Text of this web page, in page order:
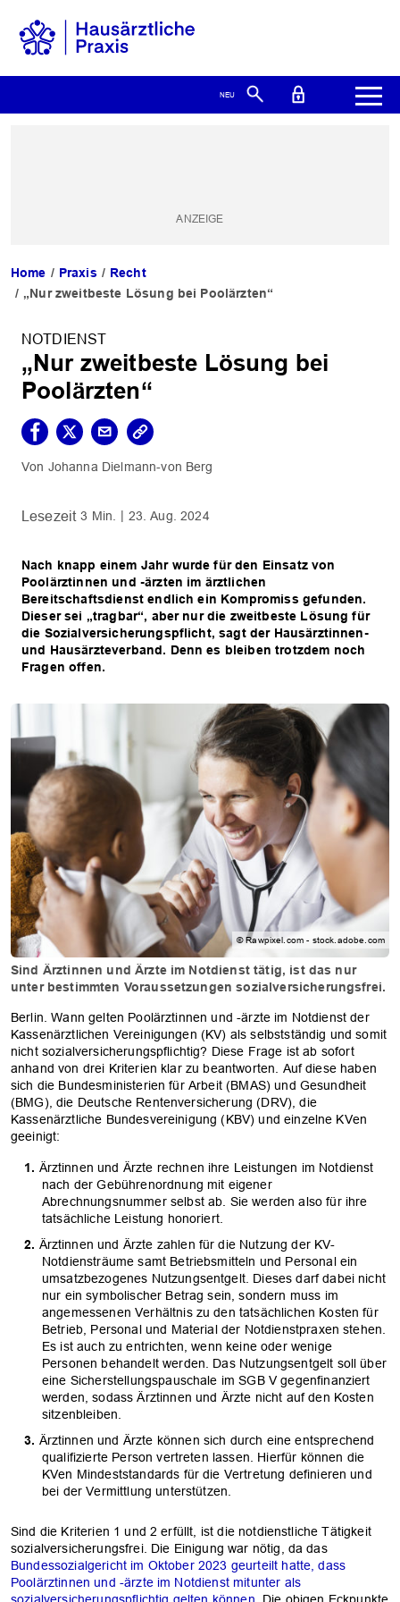
Home Praxis
Recht
„Nur zweitbeste Lösung bei Poolärzten“
NOTDIENST
„Nur zweitbeste Lösung bei
Poolärzten“
Johanna Dielmann-von Berg
3 Min. 23. Aug. 2024
Nach knapp einem Jahr wurde für den Einsatz von
Poolärztinnen und -ärzten im ärztlichen
Bereitschaftsdienst endlich ein Kompromiss gefunden.
Dieser sei „tragbar“, aber nur die zweitbeste Lösung für
die Sozialversicherungspflicht, sagt der Hausärztinnen-
und Hausärzteverband. Denn es bleiben trotzdem noch
Fragen offen.
© Rawpixel.com - stock.adobe.com
Sind Ärztinnen und Ärzte im Notdienst tätig, ist das nur
unter bestimmten Voraussetzungen sozialversicherungsfrei.
Berlin. Wann gelten Poolärztinnen und -ärzte im Notdienst der
Kassenärztlichen Vereinigungen (KV) als selbstständig und somit
nicht sozialversicherungspflichtig? Diese Frage ist ab sofort
anhand von drei Kriterien klar zu beantworten. Auf diese haben
sich die Bundesministerien für Arbeit (BMAS) und Gesundheit
(BMG), die Deutsche Rentenversicherung (DRV), die
Kassenärztliche Bundesvereinigung (KBV) und einzelne KVen
geeinigt:
Ärztinnen und Ärzte rechnen ihre Leistungen im Notdienst
nach der Gebührenordnung mit eigener
Abrechnungsnummer selbst ab. Sie werden also für ihre
tatsächliche Leistung honoriert.
Ärztinnen und Ärzte zahlen für die Nutzung der KV-
Notdiensträume samt Betriebsmitteln und Personal ein
umsatzbezogenes Nutzungsentgelt. Dieses darf dabei nicht
nur ein symbolischer Betrag sein, sondern muss im
angemessenen Verhältnis zu den tatsächlichen Kosten für
Betrieb, Personal und Material der Notdienstpraxen stehen.
Es ist auch zu entrichten, wenn keine oder wenige
Personen behandelt werden. Das Nutzungsentgelt soll über
eine Sicherstellungspauschale im SGB V gegenfinanziert
werden, sodass Ärztinnen und Ärzte nicht auf den Kosten
sitzenbleiben.
Ärztinnen und Ärzte können sich durch eine entsprechend
qualifizierte Person vertreten lassen. Hierfür können die
KVen Mindeststandards für die Vertretung definieren und
bei der Vermittlung unterstützen.
Sind die Kriterien 1 und 2 erfüllt, ist die notdienstliche Tätigkeit
sozialversicherungsfrei. Die Einigung war nötig, da das
Bundessozialgericht im Oktober 2023 geurteilt hatte, dass
Poolärztinnen und -ärzte im Notdienst mitunter als
sozialversicherungspflichtig gelten können . Die obigen Eckpunkte